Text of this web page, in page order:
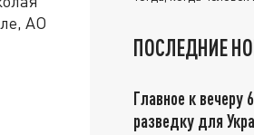
АО
ПОСЛЕДНИЕ
Главное к вечеру
разведку для